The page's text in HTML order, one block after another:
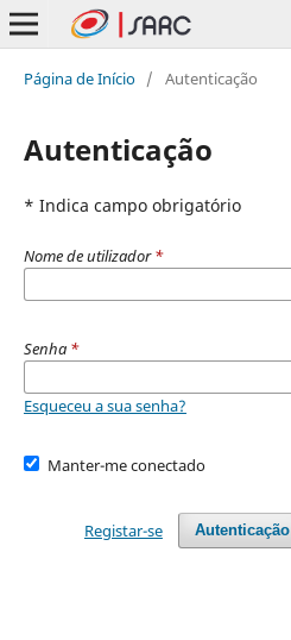
Página de Início / Autenticação
Autenticação
* Indica campo obrigatório
Nome de utilizador*
Senha *
Esqueceu a sua senha?
Manter-me conectado
Autenticação
Registar-se